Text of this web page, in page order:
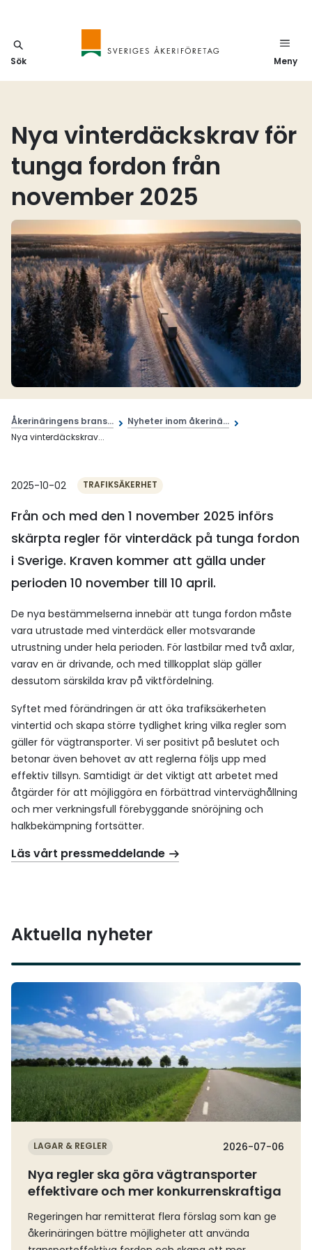
Sök Meny
Nya vinterdäckskrav för
tunga fordon från
november 2025
Åkerinäringens brans...
Nyheter inom åkerinä...
Nya vinterdäckskrav...
2025-10-02 TRAFIKSÄKERHET
Från och med den 1 november 2025 införs
skärpta regler för vinterdäck på tunga fordon
i Sverige. Kraven kommer att gälla under
perioden 10 november till 10 april.
De nya bestämmelserna innebär att tunga fordon måste
vara utrustade med vinterdäck eller motsvarande
utrustning under hela perioden. För lastbilar med två axlar,
varav en är drivande, och med tillkopplat släp gäller
dessutom särskilda krav på viktfördelning.
Syftet med förändringen är att öka trafiksäkerheten
vintertid och skapa större tydlighet kring vilka regler som
gäller för vägtransporter. Vi ser positivt på beslutet och
betonar även behovet av att reglerna följs upp med
effektiv tillsyn. Samtidigt är det viktigt att arbetet med
åtgärder för att möjliggöra en förbättrad vinterväghållning
och mer verkningsfull förebyggande snöröjning och
halkbekämpning fortsätter.
Läs vårt pressmeddelande
Aktuella nyheter
LAGAR & REGLER 2026-07-06
Nya regler ska göra vägtransporter
effektivare och mer konkurrenskraftiga
Regeringen har remitterat flera förslag som kan ge
åkerinäringen bättre möjligheter att använda
Läs mer